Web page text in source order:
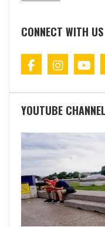
CONNECT WITH US
YOUTUBE CHANNEL